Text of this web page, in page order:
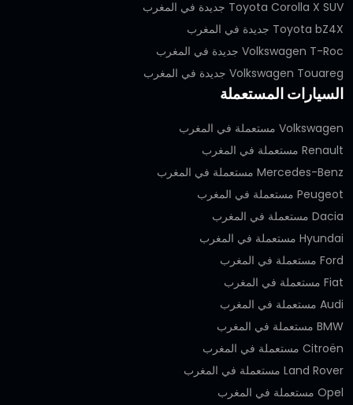
Toyota Corolla X SUV جديدة في المغرب
Toyota bZ4X جديدة في المغرب
Volkswagen T-Roc جديدة في المغرب
Volkswagen Touareg جديدة في المغرب
السيارات المستعملة
Volkswagen مستعملة في المغرب
Renault مستعملة في المغرب
Mercedes-Benz مستعملة في المغرب
Peugeot مستعملة في المغرب
Dacia مستعملة في المغرب
Hyundai مستعملة في المغرب
Ford مستعملة في المغرب
Fiat مستعملة في المغرب
Audi مستعملة في المغرب
BMW مستعملة في المغرب
Citroën مستعملة في المغرب
Land Rover مستعملة في المغرب
Opel مستعملة في المغرب